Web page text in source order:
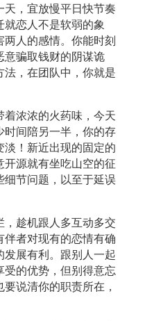
天，宜放慢平日快节奏
恋人不是软弱的象
人的感情。你能时刻
意骗取钱财的阴谋诡
，在团队中，你就是
着浓浓的火药味，今天
间陪另一半，你的存
！新近出现的固定的
源就有坐吃山空的征
节问题，以至于延误
，趁机跟人多互动多交
者对现有的恋情有确
展有利。跟别人一起
的优势，但别得意忘
说清你的职责所在，